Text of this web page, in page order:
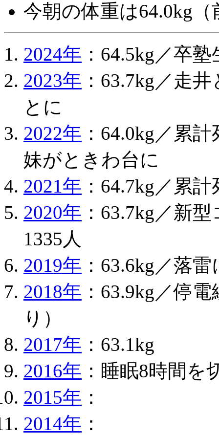
今朝の体重は64.0kg（
2024年 ：64.5kg／卒
2023年 ：63.7kg／走
とに
2022年 ：64.0kg／累
妹がときわ台に
2021年 ：64.7kg／累
2020年 ：63.7kg／新
1335人
2019年 ：63.6kg／落
2018年 ：63.9kg／停
り）
2017年 ：63.1kg
2016年 ：睡眠8時間
2015年 ：
2014年 ：